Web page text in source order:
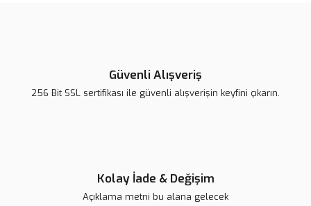
Güvenli Alışveriş
256 Bit SSL sertifikası ile güvenli alışverişin keyfini çıkarın.
Kolay İade & Değişim
Açıklama metni bu alana gelecek